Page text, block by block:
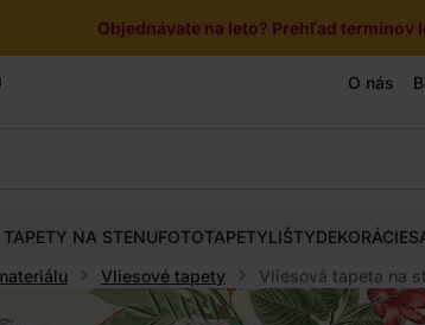
Objednávate na leto? Prehľad
O nás
TAPETY NA STENUFOTOTAPETYLIŠTYDEKORÁCIE
Vliesové tapety Vliesová tapeta na